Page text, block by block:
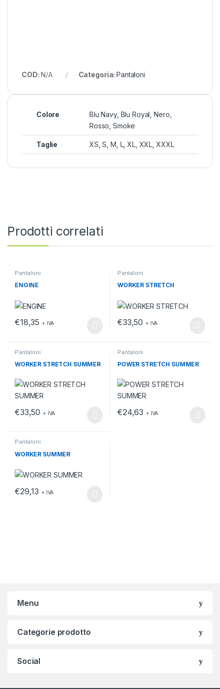
COD:N/A Categoria:Pantaloni
Colore
Blu Navy, Blu Royal, Nero,
Rosso, Smoke
Taglie XS, S, M, L, XL, XXL, XXXL
Prodotti correlati
Pantaloni
ENGINE
€18,35 + IVA
Pantaloni
WORKER STRETCH
€33,50 + IVA
Pantaloni
WORKER STRETCH SUMMER
€33,50 + IVA
Pantaloni
POWER STRETCH SUMMER
€24,63 + IVA
Pantaloni
WORKER SUMMER
€29,13 + IVA
Menu
Categorie prodotto
Social